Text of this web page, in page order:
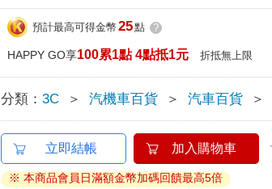
預計最高可得金幣 25點 ?
HAPPY GO享100累1點 4點抵1元 折抵無上限
分類：3C ＞ 汽機車百貨 ＞ 汽車百貨 ＞
立即結帳 加入購物車
※ 本商品會員日滿額金幣加碼回饋最高5倍